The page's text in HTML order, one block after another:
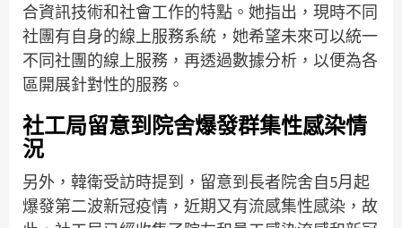
合資訊技術和社會工作的特點。她指出，現時不同
社團有自身的線上服務系統，她希望未來可以統一
不同社團的線上服務，再透過數據分析，以便為各
區開展針對性的服務。
社工局留意到院舍爆發群集性感染情
況
另外，韓衛受訪時提到，留意到長者院舍自5月起
爆發第二波新冠疫情，近期又有流感集性感染，故